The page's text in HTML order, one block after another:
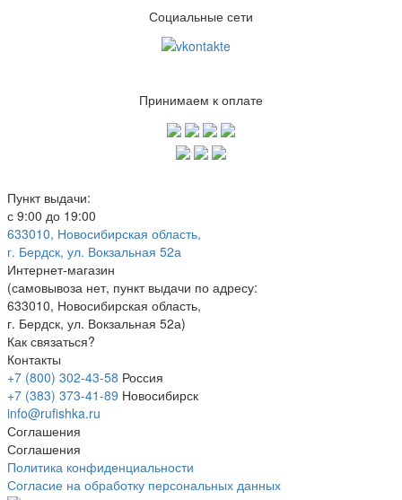
Социальные сети
Принимаем к оплате
Пункт выдачи:
с 9:00 до 19:00
633010, Новосибирская область,
г. Бердск, ул. Вокзальная 52а
Интернет-магазин
(самовывоза нет, пункт выдачи по адресу:
633010, Новосибирская область,
г. Бердск, ул. Вокзальная 52а)
Как связаться?
Контакты
+7 (800) 302-43-58 Россия
+7 (383) 373-41-89 Новосибирск
info@rufishka.ru
Соглашения
Соглашения
Политика конфиденциальности
Согласие на обработку персональных данных